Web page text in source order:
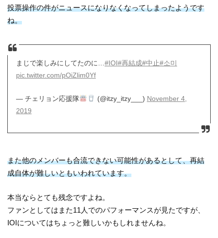
投票操作の件がニュースになりなくなってしまったようです
ね。
まじで楽しみにしてたのに…#IOI#再結成#中止#소미
pic.twitter.com/pOiZlim0Yf
— チェリョン応援隊 (@itzy_itzy___) November 4,
2019
また他のメンバーも合流できない可能性があるとして、再結
成自体が難しいともいわれています。
本当ならとても残念ですよね。
ファンとしてはまた11人でのパフォーマンスが見たですが、
IOIについてはちょっと難しいかもしれませんね。